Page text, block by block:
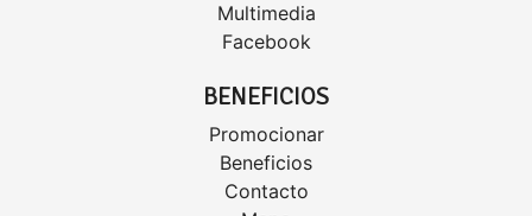
Multimedia
Facebook
BENEFICIOS
Promocionar
Beneficios
Contacto